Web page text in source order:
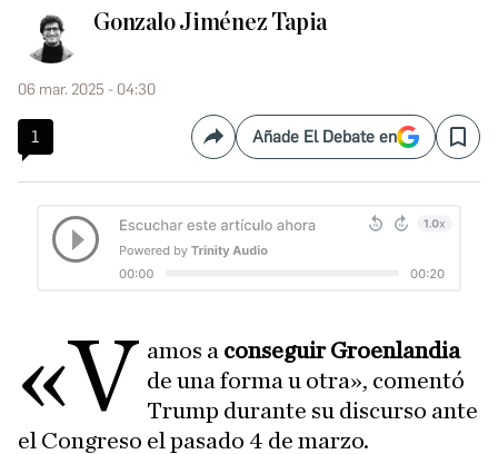
Gonzalo Jiménez Tapia
06 mar. 2025 - 04:30
1 CompartirAñade El Debate en Save
«V amos a conseguir Groenlandia
de una forma u otra», comentó
Trump durante su discurso ante
el Congreso el pasado 4 de marzo.